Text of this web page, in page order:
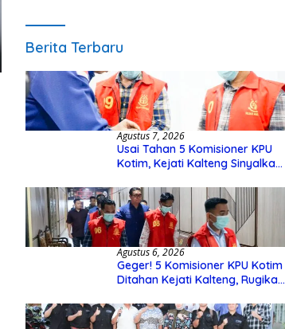
Berita Terbaru
Agustus 7, 2026
Usai Tahan 5 Komisioner KPU
Kotim, Kejati Kalteng Sinyalkan
Hibah Rp40 Miliar
Agustus 6, 2026
Geger! 5 Komisioner KPU Kotim
Ditahan Kejati Kalteng, Rugikan
Hibah Rp40 Miliar